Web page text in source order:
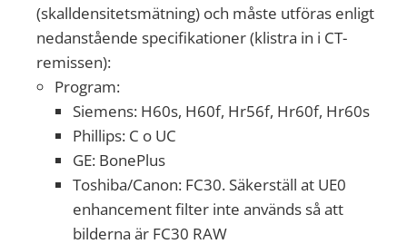
(skalldensitetsmätning) och måste utföras enligt
nedanstående specifikationer (klistra in i CT-
remissen):
Program:
Siemens: H60s, H60f, Hr56f, Hr60f, Hr60s
Phillips: C o UC
GE: BonePlus
Toshiba/Canon: FC30. Säkerställ at UE0
enhancement filter inte används så att
bilderna är FC30 RAW